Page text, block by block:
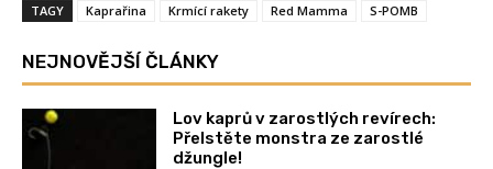
TAGY Kaprařina Krmící rakety Red Mamma S-POMB
NEJNOVĚJŠÍ ČLÁNKY
Lov kaprů v zarostlých revírech:
Přelstěte monstra ze zarostlé
džungle!